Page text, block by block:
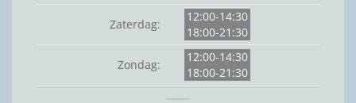
Zaterdag:
12:00-14:30
18:00-21:30
Zondag:
12:00-14:30
18:00-21:30